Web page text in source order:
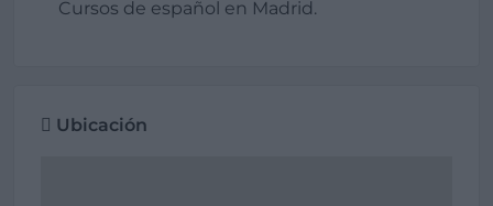
Cursos de español en Madrid.
Ubicación